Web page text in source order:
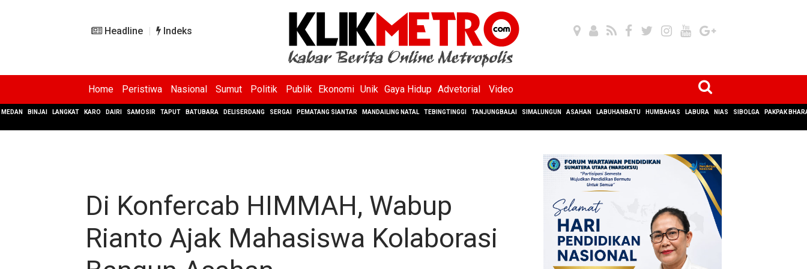
Headline Indeks
Home Peristiwa Nasional Sumut Politik Publik Ekonomi Unik Gaya Hidup Advetorial Video
MEDAN BINJAI LANGKAT KARO DAIRI SAMOSIR TAPUT BATUBARA DELISERDANG SERGAI PEMATANG SIANTAR MANDAILING NATAL TEBINGTINGGI TANJUNGBALAI SIMALUNGUN ASAHAN LABUHANBATU HUMBAHAS LABURA NIAS SIBOLGA PAKPAK
Di Konfercab HIMMAH, Wabup
Rianto Ajak Mahasiswa Kolaborasi